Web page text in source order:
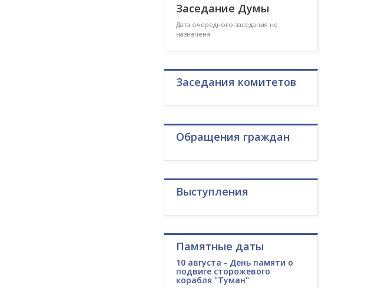
Заседание Думы
Дата очередного заседания не
назначена
Заседания комитетов
Обращения граждан
Выступления
Памятные даты
10 августа - День памяти о
подвиге сторожевого
корабля "Туман"